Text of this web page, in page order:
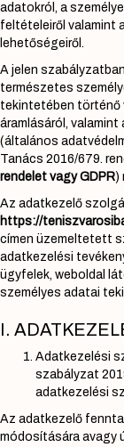
adatokról, a
feltételeiről valamint
lehetőségeiről.
A jelen
természetes
tekintetében történő
áramlásáról, valamint
(általános
Tanács 2016/679.
rendelet vagy GDPR)
Az adatkezelő
https://
címen üzemeltetett
adatkezelési
ügyfelek, weboldal
személyes adatai
I.
Adatkezelési
szabályzat
adatkezelési
Az adatkezelő
módosítására avagy